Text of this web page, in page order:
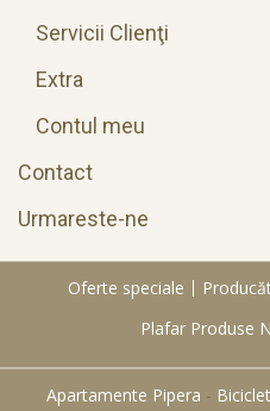
Servicii Clienţi
Extra
Contul meu
Contact
Urmareste-ne
Oferte speciale
Plafar Produse
Apartamente Pipera -